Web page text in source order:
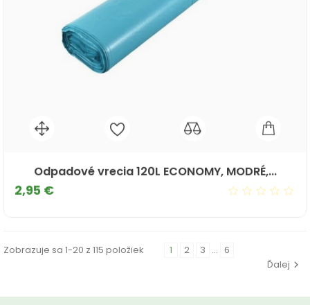
Odpadové vrecia 120L ECONOMY, MODRÉ,...
2,95 €Cena
Zobrazuje sa 1-20 z 115 položiek 1 2 3 … 6
Ďalej 